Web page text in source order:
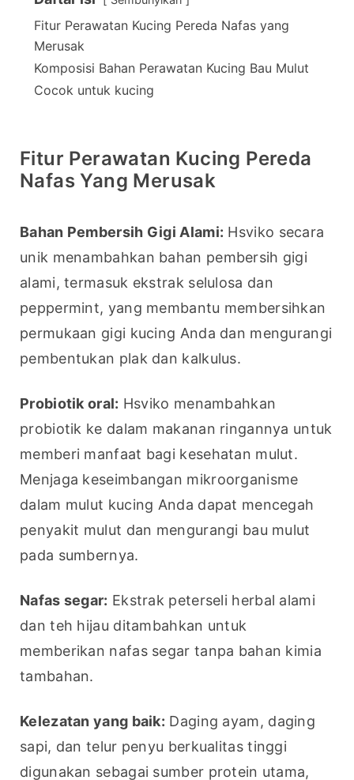
Fitur Perawatan Kucing Pereda Nafas yang
Merusak
Komposisi Bahan Perawatan Kucing Bau Mulut
Cocok untuk kucing
Fitur Perawatan Kucing Pereda
Nafas Yang Merusak
Bahan Pembersih Gigi Alami: Hsviko secara
unik menambahkan bahan pembersih gigi
alami, termasuk ekstrak selulosa dan
peppermint, yang membantu membersihkan
permukaan gigi kucing Anda dan mengurangi
pembentukan plak dan kalkulus.
Probiotik oral: Hsviko menambahkan
probiotik ke dalam makanan ringannya untuk
memberi manfaat bagi kesehatan mulut.
Menjaga keseimbangan mikroorganisme
dalam mulut kucing Anda dapat mencegah
penyakit mulut dan mengurangi bau mulut
pada sumbernya.
Nafas segar: Ekstrak peterseli herbal alami
dan teh hijau ditambahkan untuk
memberikan nafas segar tanpa bahan kimia
tambahan.
Kelezatan yang baik: Daging ayam, daging
sapi, dan telur penyu berkualitas tinggi
digunakan sebagai sumber protein utama,